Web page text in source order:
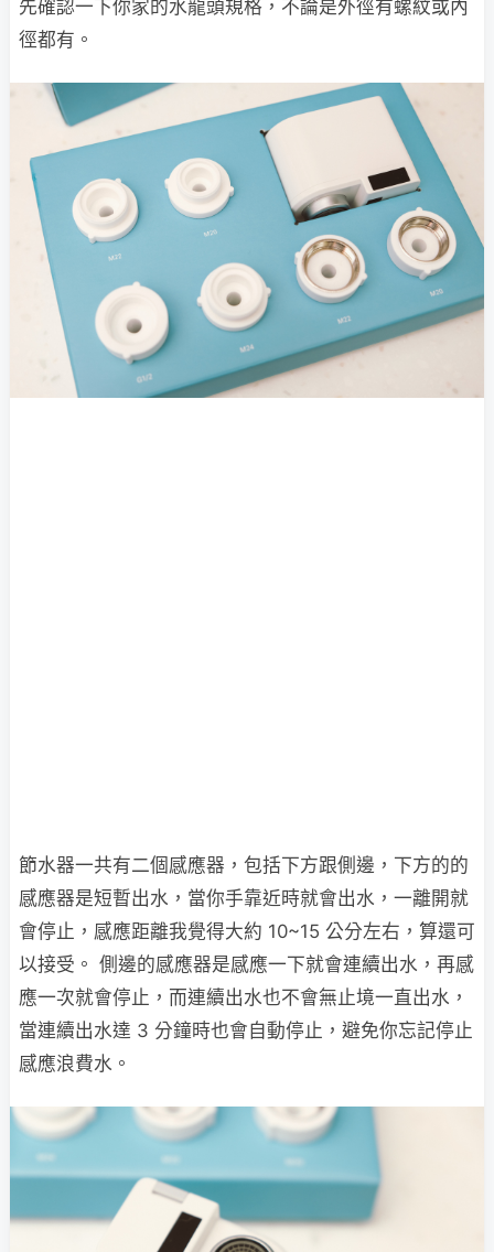
先確認一下你家的水龍頭規格，不論是外徑有螺紋或內
徑都有。
節水器一共有二個感應器，包括下方跟側邊，下方的的
感應器是短暫出水，當你手靠近時就會出水，一離開就
會停止，感應距離我覺得大約 10~15 公分左右，算還可
以接受。 側邊的感應器是感應一下就會連續出水，再感
應一次就會停止，而連續出水也不會無止境一直出水，
當連續出水達 3 分鐘時也會自動停止，避免你忘記停止
感應浪費水。